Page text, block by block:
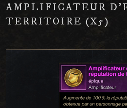
AMPLIFICATEUR
TERRITOIRE (X5)